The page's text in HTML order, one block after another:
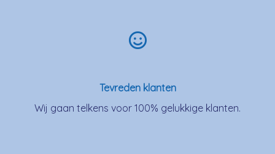
Tevreden klanten
Wij gaan telkens voor 100% gelukkige klanten.